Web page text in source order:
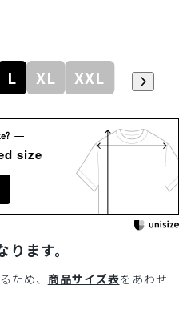
L XL XXL
size
ます。
ため、 商品サイズ表をあわせ